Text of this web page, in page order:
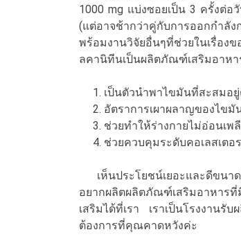
1000 mg แบ่งซอยเป็น 3 ครั้งต่อ
(แต่อาจช้ากว่าคู่กับการออกกำลั
พร้อมงานวิจัยอื่นๆที่ช่วยในเรื่องข
ลคานิทีนเป็นผลิตภัณฑ์เสริมอาห
1. เป็นตัวนำพาไขมันที่สะสมอยู่
2. อัตราการเผาผลาญของไขมั
3. ช่วยทำให้ร่างกายไม่อ่อนเพ
4. ช่วยควบคุมระดับคอเลสเตอ
เห็นประโยชน์เยอะและดีขนาด
อยากผลิตผลิตภัณฑ์เสริมอาหาร
เสริมได้ที่เรา เราเป็นโรงงาน
ต้องการที่คุณคาดหวังค่ะ